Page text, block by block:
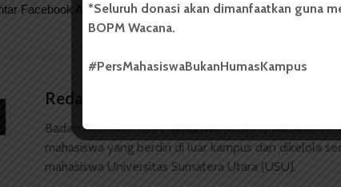
Facebook Anda
Redaksi
Badan Otonom Pers Mahasiswa (BOPM) Wacana
mahasiswa yang berdiri di luar kampus dan dikelola
mahasiswa Universitas Sumatera Utara (USU).
*Seluruh donasi akan dimanfaatkan guna
BOPM Wacana.
#PersMahasiswaBukanHumasKampus